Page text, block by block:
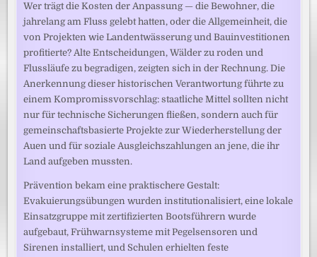
Wer trägt die Kosten der Anpassung — die Bewohner, die
jahrelang am Fluss gelebt hatten, oder die Allgemeinheit, die
von Projekten wie Landentwässerung und Bauinvestitionen
profitierte? Alte Entscheidungen, Wälder zu roden und
Flussläufe zu begradigen, zeigten sich in der Rechnung. Die
Anerkennung dieser historischen Verantwortung führte zu
einem Kompromissvorschlag: staatliche Mittel sollten nicht
nur für technische Sicherungen fließen, sondern auch für
gemeinschaftsbasierte Projekte zur Wiederherstellung der
Auen und für soziale Ausgleichszahlungen an jene, die ihr
Land aufgeben mussten.
Prävention bekam eine praktischere Gestalt:
Evakuierungsübungen wurden institutionalisiert, eine lokale
Einsatzgruppe mit zertifizierten Bootsführern wurde
aufgebaut, Frühwarnsysteme mit Pegelsensoren und
Sirenen installiert, und Schulen erhielten feste